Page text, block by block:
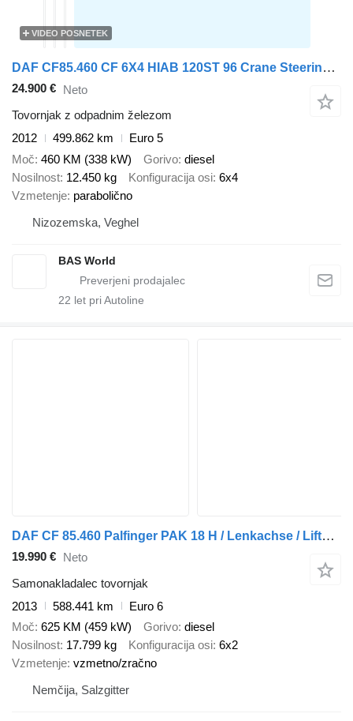
VIDEO POSNETEK
DAF CF85.460 CF 6X4 HIAB 120ST 96 Crane Steering Axle Euro 5
24.900 € Neto
Tovornjak z odpadnim železom
2012
499.862 km
Euro 5
Moč 460 KM (338 kW) Gorivo diesel
Nosilnost 12.450 kg Konfiguracija osi 6x4
Vzmetenje parabolično
Nizozemska, Veghel
BAS World
22 let pri Autoline
DAF CF 85.460 Palfinger PAK 18 H / Lenkachse / Liftachse
19.990 € Neto
Samonakladalec tovornjak
2013
588.441 km
Euro 6
Moč 625 KM (459 kW) Gorivo diesel
Nosilnost 17.799 kg Konfiguracija osi 6x2
Vzmetenje vzmetno/zračno
Nemčija, Salzgitter